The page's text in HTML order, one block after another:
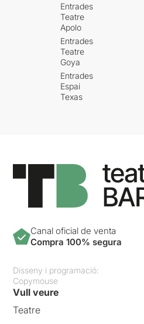
Entrades
Teatre
Apolo
Entrades
Teatre
Goya
Entrades
Espai
Texas
Canal oficial de venta
Compra 100% segura
Disseny i programació:
Copymouse
Vull veure
Teatre